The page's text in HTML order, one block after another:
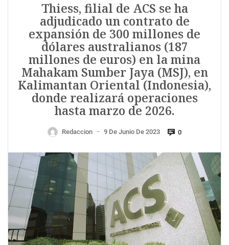
Thiess, filial de ACS se ha
adjudicado un contrato de
expansión de 300 millones de
dólares australianos (187
millones de euros) en la mina
Mahakam Sumber Jaya (MSJ), en
Kalimantan Oriental (Indonesia),
donde realizará operaciones
hasta marzo de 2026.
Redaccion — 9 De Junio De 2023 0